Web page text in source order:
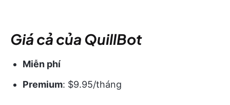
Giá cả của QuillBot
Miễn phí
Premium: $9.95/tháng